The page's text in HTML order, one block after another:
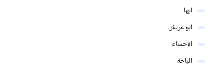
ابها
ابو عريش
الاحساء
الباحة